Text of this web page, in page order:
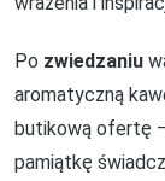
Po zwiedzaniu
aromatyczną
butikową ofertę
pamiątkę